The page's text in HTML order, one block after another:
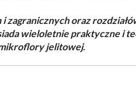
oraz
wieloletnie praktyczne i
jelitowej.